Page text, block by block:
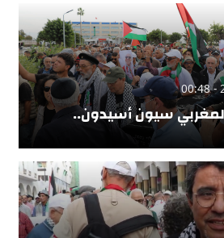
سيون أسيدون..